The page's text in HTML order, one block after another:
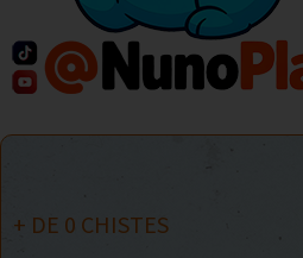
+ DE 0 CHISTES